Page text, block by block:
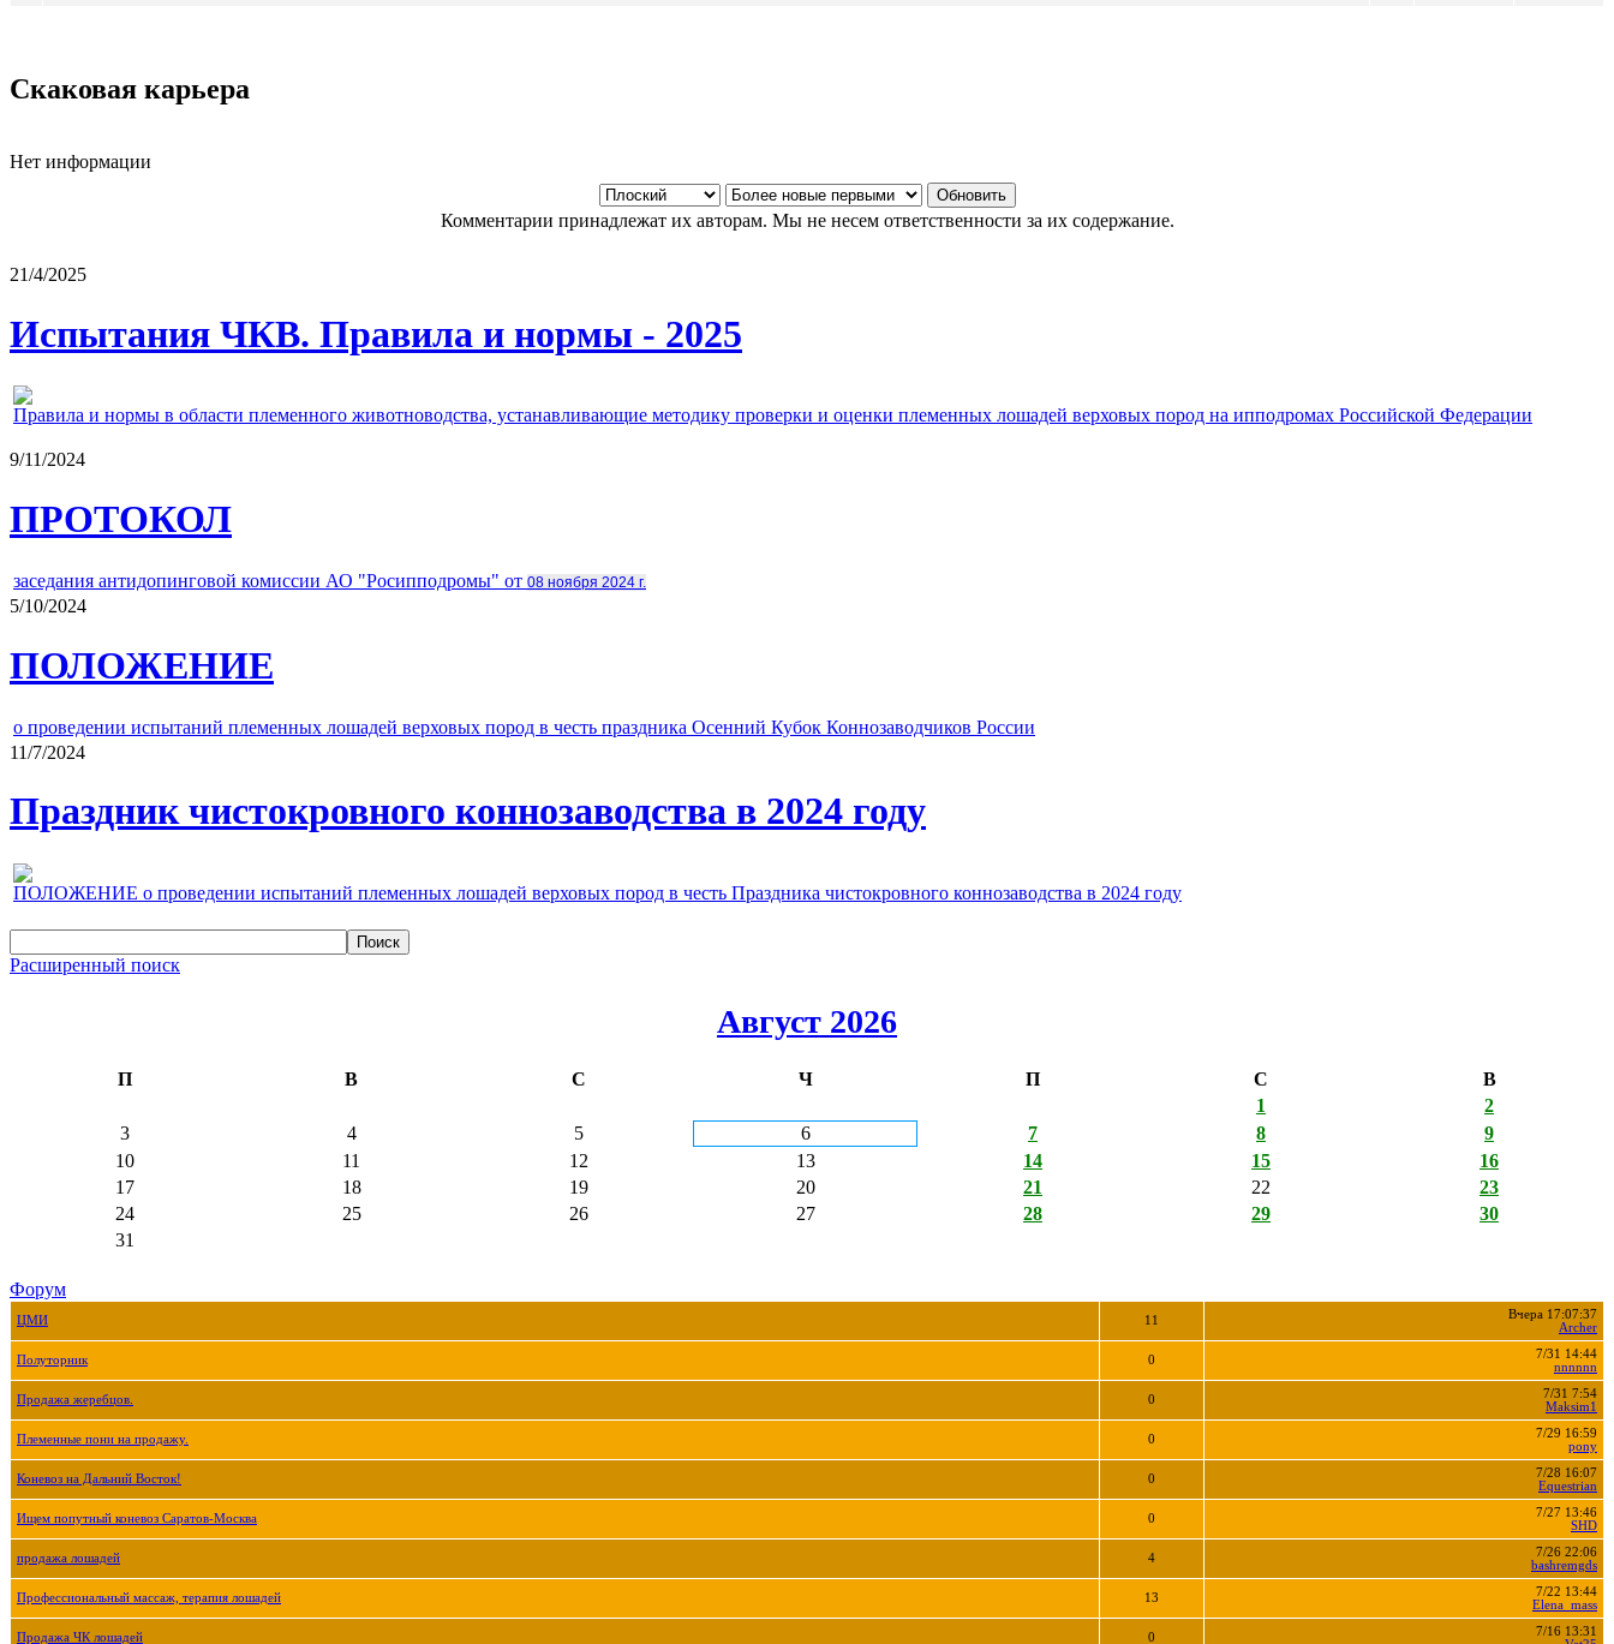
Скаковая карьера
Нет информации
Комментарии принадлежат их авторам. Мы не несем ответственности за их содержание.
21/4/2025
Испытания ЧКВ. Правила и нормы - 2025
Правила и нормы в области племенного животноводства, устанавливающие методику проверки и оценки племенных лошадей верховых пород на ипподромах Российской Федерации
9/11/2024
ПРОТОКОЛ
заседания антидопинговой комиссии АО "Росипподромы" от 08 ноября 2024 г.
5/10/2024
ПОЛОЖЕНИЕ
о проведении испытаний племенных лошадей верховых пород в честь праздника Осенний Кубок Коннозаводчиков России
11/7/2024
Праздник чистокровного коннозаводства в 2024 году
ПОЛОЖЕНИЕ о проведении испытаний племенных лошадей верховых пород в честь Праздника чистокровного коннозаводства в 2024 году
Расширенный поиск
Август 2026
П В С Ч П С
В
1
2
3
4 5 6 7 8
9
10
11 12 13 14 15
16
17
18 19 20 21 22
23
24
25 26 27 28 29
30
31
Форум
ЦМИ 11
Вчера 17:07:37
Archer
Полуторник 0
7/31 14:44
nnnnnn
Продажа жеребцов. 0
7/31 7:54
Maksim1
Племенные пони на продажу. 0
7/29 16:59
pony
Коневоз на Дальний Восток! 0
7/28 16:07
Equestrian
Ищем попутный коневоз Саратов-Москва 0
7/27 13:46
SHD
продажа лошадей 4
7/26 22:06
bashremgds
Профессиональный массаж, терапия лошадей 13
7/22 13:44
Elena_mass
Продажа ЧК лошадей 0
7/16 13:31